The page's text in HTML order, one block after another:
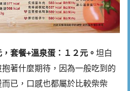
套餐+溫泉蛋：１２元。 坦白
著什麼期待，因為一般吃到的
已，口感也都屬於比較柴柴